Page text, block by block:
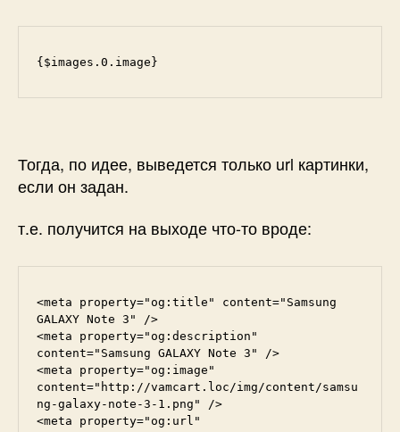
{$images.0.image}
Тогда, по идее, выведется только url картинки,
если он задан.
т.е. получится на выходе что-то вроде:
<meta property="og:title" content="Samsung
GALAXY Note 3" />
<meta property="og:description"
content="Samsung GALAXY Note 3" />
<meta property="og:image"
content="http://vamcart.loc/img/content/samsu
ng-galaxy-note-3-1.png" />
<meta property="og:url"